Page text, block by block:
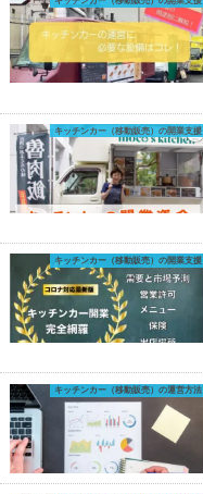
キッチンカー（移動販売）の開業支援
キッチンカー（移動販売）の開業支援
キッチンカー（移動販売）の運営方法